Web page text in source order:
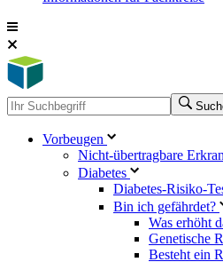
Vorbeugen
Nicht-übertragbare
Diabetes
Diabetes-Risiko-
Bin ich gefährdet?
Was erhöht
Genetische
Besteht ein